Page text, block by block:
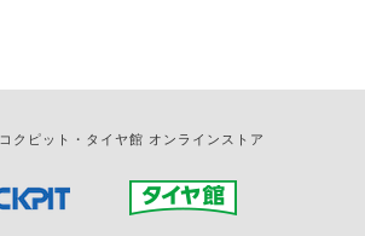
コクピット・タイヤ館 オンラインストア